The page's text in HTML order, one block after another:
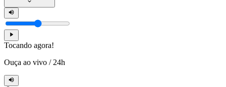
Tocando agora!
Ouça ao vivo / 24h